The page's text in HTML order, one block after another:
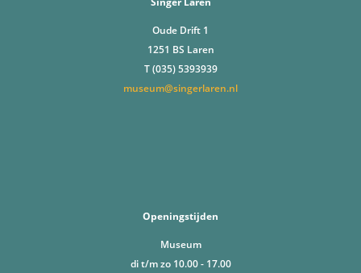
Oude Drift 1
1251 BS Laren
T (035) 5393939
museum@singerlaren.nl
Openingstijden
Museum
di t/m zo 10.00 - 17.00